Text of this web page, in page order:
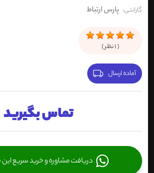
گارانتی: پارس ارتباط
(
1نظر )
آماده ارسال
تماس بگیرید
دریافت مشاوره و خرید سریع